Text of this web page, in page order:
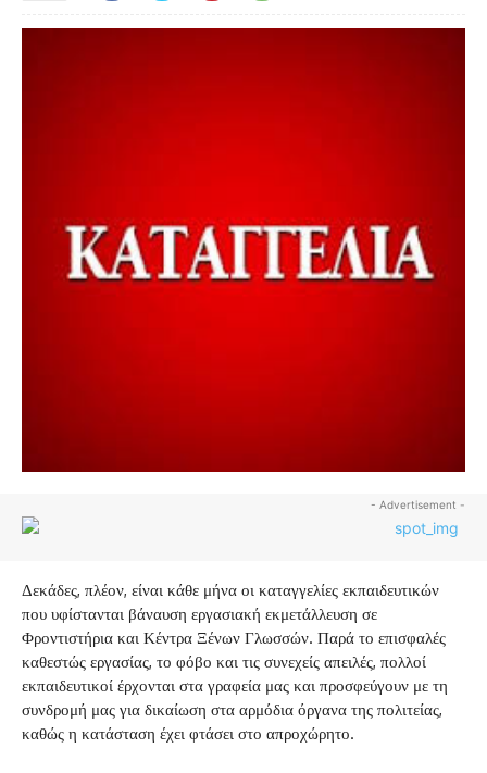
- Advertisement -
Δεκάδες, πλέον, είναι κάθε μήνα οι καταγγελίες εκπαιδευτικών
που υφίστανται βάναυση εργασιακή εκμετάλλευση σε
Φροντιστήρια και Κέντρα Ξένων Γλωσσών. Παρά το επισφαλές
καθεστώς εργασίας, το φόβο και τις συνεχείς απειλές, πολλοί
εκπαιδευτικοί έρχονται στα γραφεία μας και προσφεύγουν με τη
συνδρομή μας για δικαίωση στα αρμόδια όργανα της πολιτείας,
καθώς η κατάσταση έχει φτάσει στο απροχώρητο.